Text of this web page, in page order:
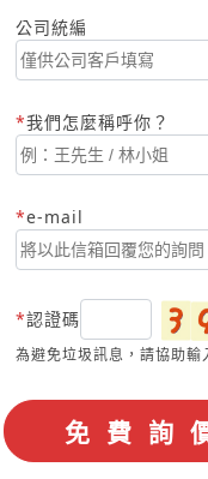
公司統編
我們怎麼稱呼你？
e-mail
認證碼
為避免垃圾訊息，請協助